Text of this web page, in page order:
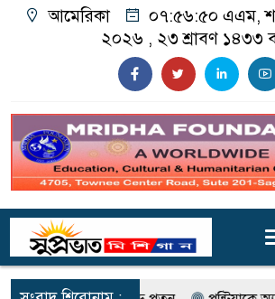
আমেরিকা ০৭:৫৬:৫১ এএম,
২০২৬ , ২৩ শ্রাবণ ১৪৩৩